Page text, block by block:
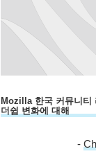
Mozilla 한국 커뮤니티
더쉽 변화에 대해
-